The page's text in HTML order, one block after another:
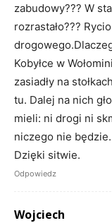
zabudowy??? W
rozrastało???
Kobyłce w
zasiadły na
tu. Dalej na nich
mieli: ni drogi ni
niczego nie
Dzięki sitwie.
Odpowiedz
Wojciech